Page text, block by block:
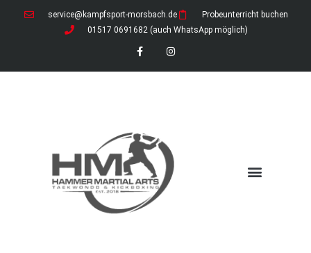
service@kampfsport-morsbach.de
Probeunterricht buchen
01517 0691682 (auch WhatsApp möglich)